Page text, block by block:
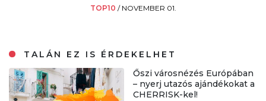
TOP10 / NOVEMBER 01.
TALÁN EZ IS ÉRDEKELHET
Őszi városnézés Európában
– nyerj utazós ajándékokat a
CHERRISK-kel!